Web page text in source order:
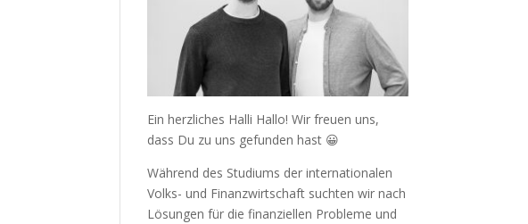
Ein herzliches Halli Hallo! Wir freuen uns,
dass Du zu uns gefunden hast 😀
Während des Studiums der internationalen
Volks- und Finanzwirtschaft suchten wir nach
Lösungen für die finanziellen Probleme und